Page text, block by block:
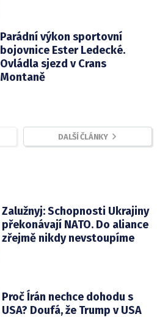
Parádní výkon sportovní
bojovnice Ester Ledecké.
Ovládla sjezd v Crans
Montaně
DALŠÍ ČLÁNKY
Zalužnyj: Schopnosti Ukrajiny
překonávají NATO. Do aliance
zřejmě nikdy nevstoupíme
Proč Írán nechce dohodu s
USA? Doufá, že Trump v USA